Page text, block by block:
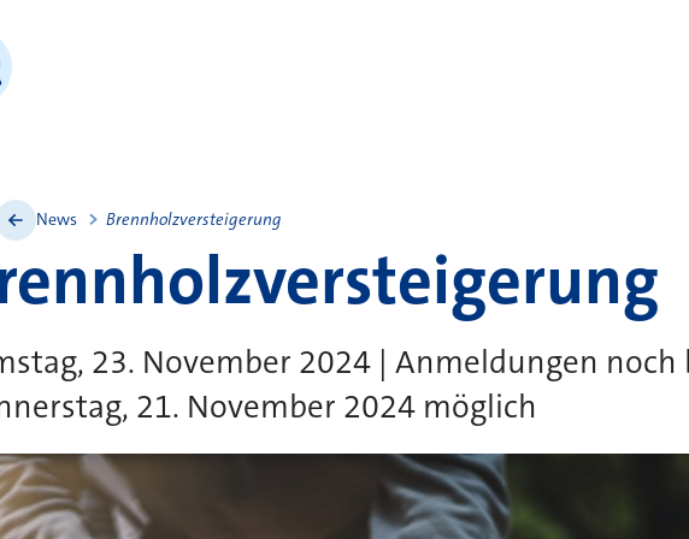
News Brennholzversteigerung
23. November 2024 | Anmeldungen noch
21. November 2024 möglich